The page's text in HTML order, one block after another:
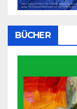
BÜCHER